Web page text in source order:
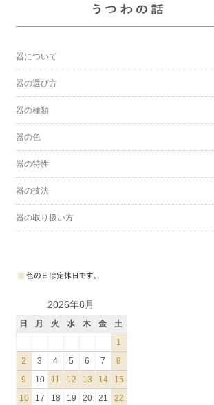
器について
器の選び方
器の種類
器の色
器の特性
器の技法
器の取り扱い方
2026年8月
日 月 火 水 木 金
土
1
2
3 4 5 6 7
8
9
10 11 12 13 14
15
16
17 18 19 20 21
22